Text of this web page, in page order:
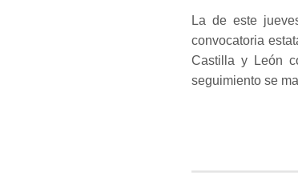
La de este
convocatoria
Castilla y León
seguimiento se